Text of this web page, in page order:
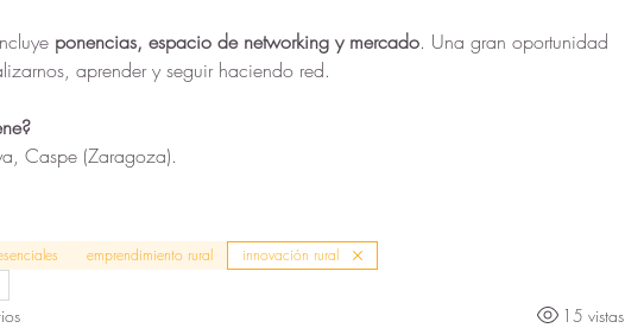
ponencias, espacio de networking y mercado. Una gran oportunidad
aprender y seguir haciendo red.
Caspe (Zaragoza).
emprendimiento rural
innovación rural
15 vistas